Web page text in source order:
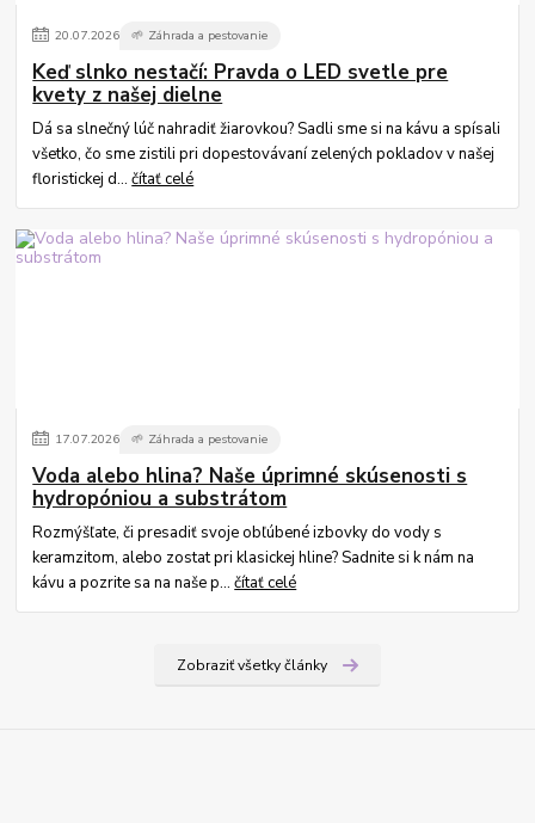
20.07.2026 🌱 Záhrada a pestovanie
Keď slnko nestačí: Pravda o LED svetle pre
kvety z našej dielne
Dá sa slnečný lúč nahradiť žiarovkou? Sadli sme si na kávu a spísali
všetko, čo sme zistili pri dopestovávaní zelených pokladov v našej
floristickej d...čítať celé
17.07.2026 🌱 Záhrada a pestovanie
Voda alebo hlina? Naše úprimné skúsenosti s
hydropóniou a substrátom
Rozmýšľate, či presadiť svoje obľúbené izbovky do vody s
keramzitom, alebo zostat pri klasickej hline? Sadnite si k nám na
kávu a pozrite sa na naše p...čítať celé
Zobraziť všetky články